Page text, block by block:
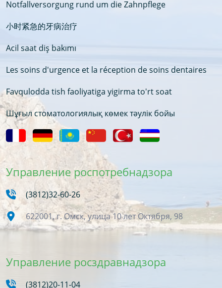
Notfallversorgung rund um die Zahnpflege
小时紧急的牙病治疗
Acil saat diş bakımı
Les soins d'urgence et la réception de soins dentaires
Favqulodda tish faoliyatiga yigirma to'rt soat
Шұғыл стоматологиялық көмек тәулік бойы
Управление роспотребнадзора
(3812)32-60-26
622001, г. Омск, улица 10 лет Октября, 98
Управление росздравнадзора
(3812)20-11-04